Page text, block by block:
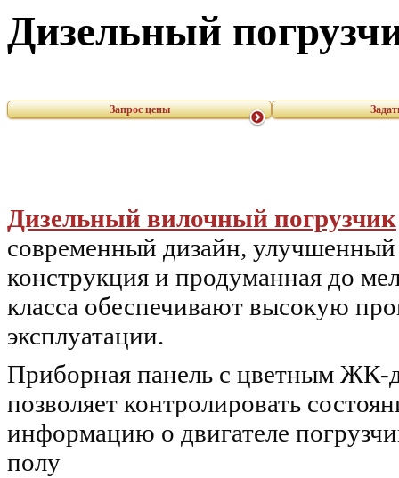
Дизельный
Запрос цены
Дизельный вилочный погрузчик
современный дизайн,
конструкция и продуманная до
класса обеспечивают высокую
эксплуатации.
Приборная панель с цветным ЖК-
позволяет контролировать
информацию о двигателе
полу